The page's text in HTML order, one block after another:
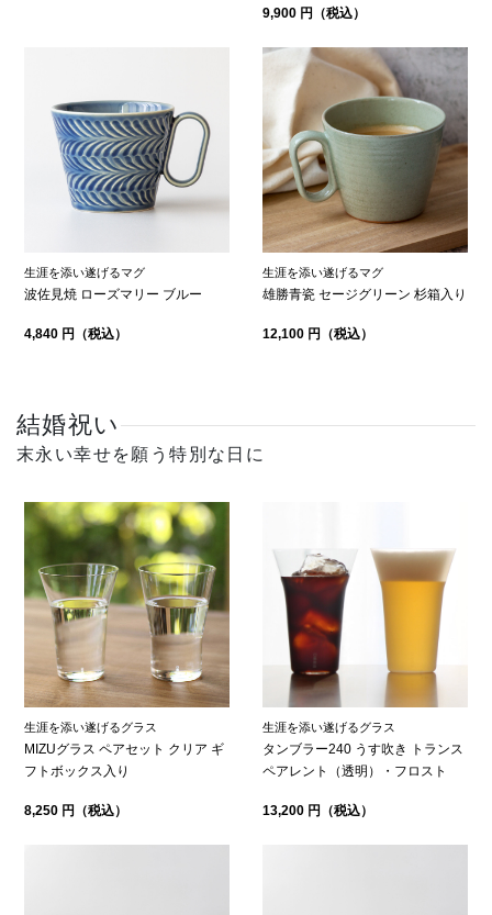
9,900 円（税込）
生涯を添い遂げるマグ
波佐見焼 ローズマリー ブルー
4,840 円（税込）
生涯を添い遂げるマグ
雄勝青瓷 セージグリーン 杉箱入り
12,100 円（税込）
結婚祝い
末永い幸せを願う特別な日に
生涯を添い遂げるグラス
MIZUグラス ペアセット クリア ギ
フトボックス入り
8,250 円（税込）
生涯を添い遂げるグラス
タンブラー240 うす吹き トランス
ペアレント（透明）・フロスト
13,200 円（税込）